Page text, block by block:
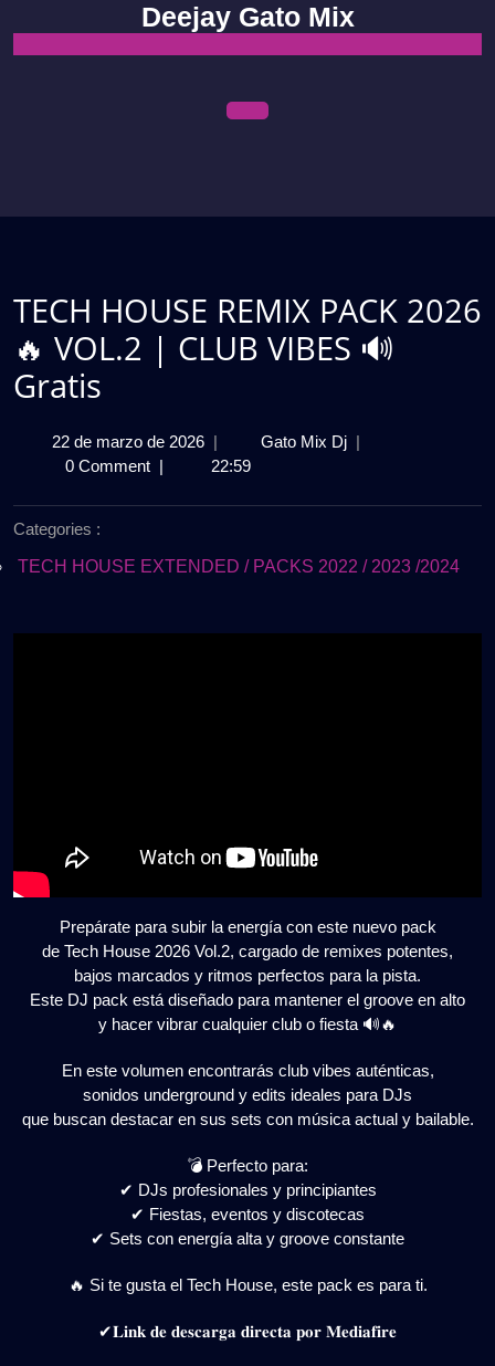
content
Deejay Gato Mix
TECH HOUSE REMIX PACK 2026
🔥 VOL.2 | CLUB VIBES 🔊
Gratis
22 de marzo de 202622
de
| Gato Mix DjTECH
🔥
CLUB
|
0 Comment | 22:59
Categories :
TECH HOUSE EXTENDED / PACKS 2022 / 2023 /2024
Prepárate para subir la energía con este nuevo pack
de Tech House 2026 Vol.2, cargado de remixes potentes,
bajos marcados y ritmos perfectos para la pista.
Este DJ pack está diseñado para mantener el groove en alto
y hacer vibrar cualquier club o fiesta 🔊🔥
En este volumen encontrarás club vibes auténticas,
sonidos underground y edits ideales para DJs
que buscan destacar en sus sets con música actual y bailable.
💣 Perfecto para:
✔ DJs profesionales y principiantes
✔ Fiestas, eventos y discotecas
✔ Sets con energía alta y groove constante
🔥 Si te gusta el Tech House, este pack es para ti.
✔𝐋𝐢𝐧𝐤 𝐝𝐞 𝐝𝐞𝐬𝐜𝐚𝐫𝐠𝐚 𝐝𝐢𝐫𝐞𝐜𝐭𝐚 𝐩𝐨𝐫 𝐌𝐞𝐝𝐢𝐚𝐟𝐢𝐫𝐞